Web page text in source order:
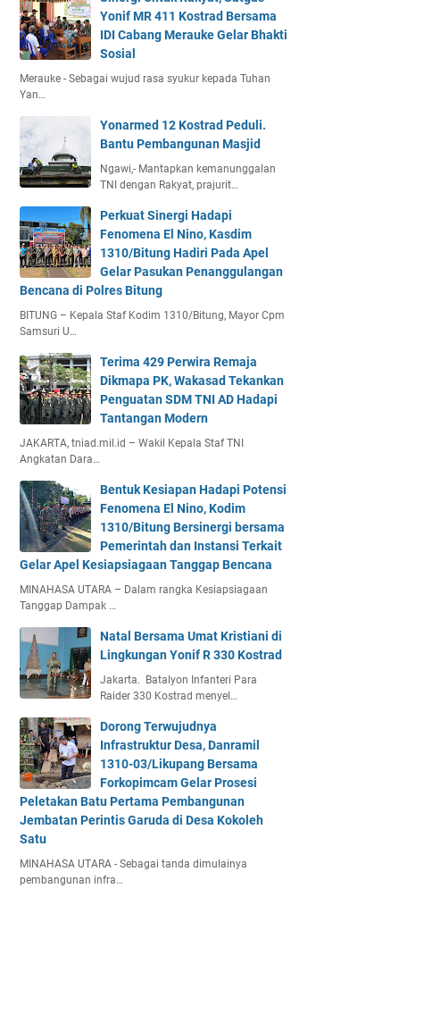
Yonif MR 411 Kostrad Bersama
IDI Cabang Merauke Gelar Bhakti
Sosial
Merauke - Sebagai wujud rasa syukur kepada Tuhan
Yan…
Yonarmed 12 Kostrad Peduli.
Bantu Pembangunan Masjid
Ngawi,- Mantapkan kemanunggalan
TNI dengan Rakyat, prajurit…
Perkuat Sinergi Hadapi
Fenomena El Nino, Kasdim
1310/Bitung Hadiri Pada Apel
Gelar Pasukan Penanggulangan
Bencana di Polres Bitung
BITUNG – Kepala Staf Kodim 1310/Bitung, Mayor Cpm
Samsuri U…
Terima 429 Perwira Remaja
Dikmapa PK, Wakasad Tekankan
Penguatan SDM TNI AD Hadapi
Tantangan Modern
JAKARTA, tniad.mil.id – Wakil Kepala Staf TNI
Angkatan Dara…
Bentuk Kesiapan Hadapi Potensi
Fenomena El Nino, Kodim
1310/Bitung Bersinergi bersama
Pemerintah dan Instansi Terkait
Gelar Apel Kesiapsiagaan Tanggap Bencana
MINAHASA UTARA – Dalam rangka Kesiapsiagaan
Tanggap Dampak …
Natal Bersama Umat Kristiani di
Lingkungan Yonif R 330 Kostrad
Jakarta. Batalyon Infanteri Para
Raider 330 Kostrad menyel…
Dorong Terwujudnya
Infrastruktur Desa, Danramil
1310-03/Likupang Bersama
Forkopimcam Gelar Prosesi
Peletakan Batu Pertama Pembangunan
Jembatan Perintis Garuda di Desa Kokoleh
Satu
MINAHASA UTARA - Sebagai tanda dimulainya
pembangunan infra…